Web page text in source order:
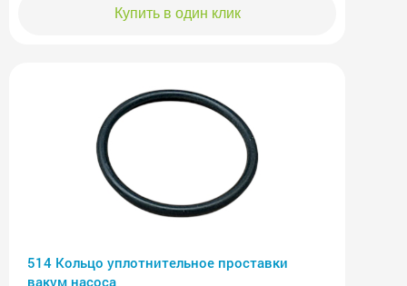
Купить в один клик
514 Кольцо уплотнительное проставки
вакум насоса